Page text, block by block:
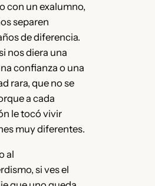
con un exalumno,
separen
de diferencia.
nos diera una
confianza o una
rara, que no se
a cada
le tocó vivir
muy diferentes.
al
si ves el